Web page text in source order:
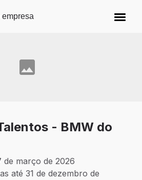
principal
empresa
- BMW do
de março de 2026
até 31 de dezembro de